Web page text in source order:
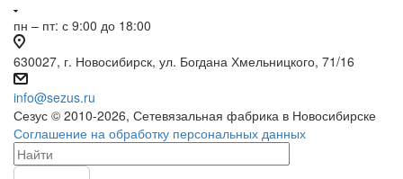
пн – пт: с 9:00 до 18:00
630027, г. Новосибирск, ул. Богдана Хмельницкого, 71/16
info@sezus.ru
Сезус © 2010-2026, Сетевязальная фабрика в Новосибирске
Соглашение на обработку персональных данных